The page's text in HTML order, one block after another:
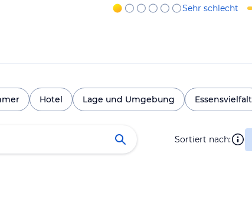
Sehr schlecht
Hotel Lage und Umgebung Essensvielfalt
Sortiert nach: